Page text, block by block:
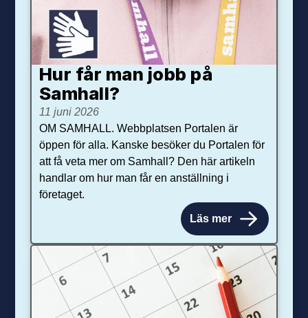
Hur får man jobb på
Samhall?
11 juni 2026
OM SAMHALL. Webbplatsen Portalen är
öppen för alla. Kanske besöker du Portalen för
att få veta mer om Samhall? Den här artikeln
handlar om hur man får en anställning i
företaget.
Läs mer